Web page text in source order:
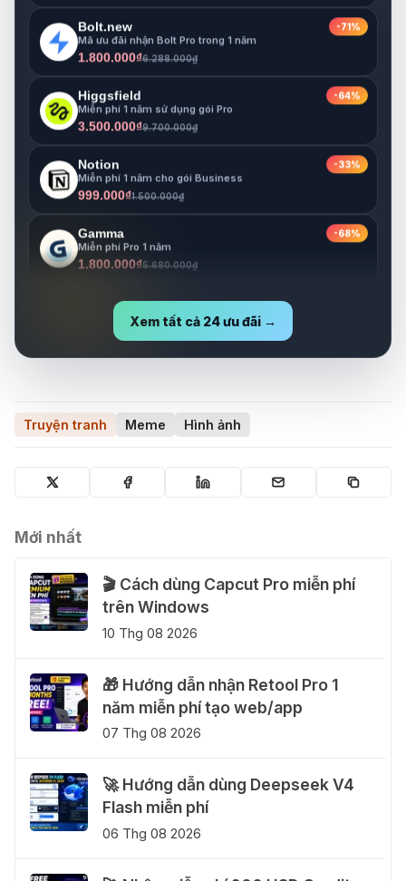
-71%
Bolt.new
Mã ưu đãi nhận Bolt Pro trong 1 năm
1.800.000₫6.288.000₫
-64%
Higgsfield
Miễn phí 1 năm sử dụng gói Pro
3.500.000₫9.700.000₫
-33%
Notion
Miễn phí 1 năm cho gói Business
999.000₫1.500.000₫
-68%
Gamma
Miễn phí Pro 1 năm
1.800.000₫ 5.680.000₫
1.800.000₫ 6.630.000₫
Xem tất cả 24 ưu đãi →
Truyện tranh Meme Hình ảnh
Mới nhất
🎬 Cách dùng Capcut Pro miễn phí
trên Windows
10 Thg 08 2026
🎁 Hướng dẫn nhận Retool Pro 1
năm miễn phí tạo web/app
07 Thg 08 2026
🚀 Hướng dẫn dùng Deepseek V4
Flash miễn phí
06 Thg 08 2026